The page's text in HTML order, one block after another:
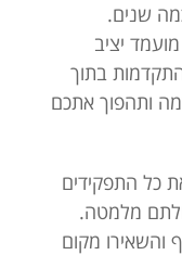
שנים.
יציב
בתוך
ותהפוך אתכם
כל התפקידים
מלמטה.
והשאירו מקום